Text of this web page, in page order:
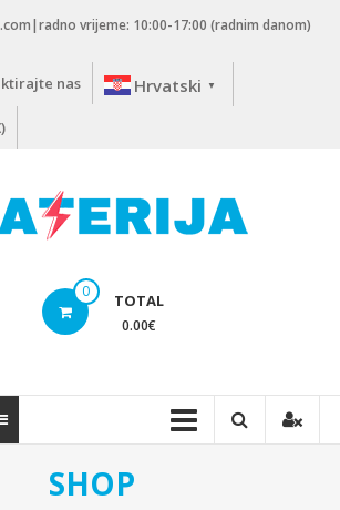
vrijeme: 10:00-17:00 (radnim danom)
nas Hrvatski ▼
0 TOTAL
0.00€
SHOP